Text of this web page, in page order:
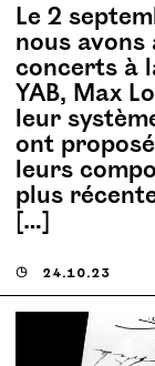
Le 2
nous
concerts à
YAB, Max
leur
ont
leurs
plus
[…]
◶ 24.10.23